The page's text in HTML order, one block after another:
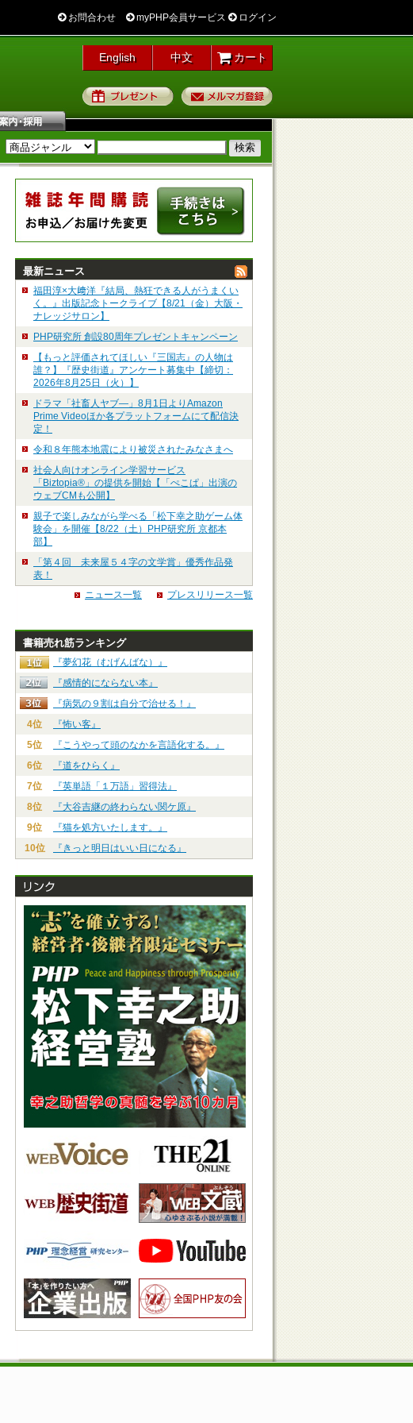
お問合わせ myPHP会員サービス ログイン
English 中文 カート
プレゼント
最新ニュース
福田淳×大﨑洋『結局、熱狂できる人がうまくい
く。』出版記念トークライブ【8/21（金）大阪・
ナレッジサロン】
PHP研究所 創設80周年プレゼントキャンペーン
【もっと評価されてほしい『三国志』の人物は
誰？】『歴史街道』アンケート募集中【締切：
2026年8月25日（火）】
ドラマ「社畜人ヤブ―」8月1日よりAmazon
Prime Videoほか各プラットフォームにて配信決
定！
令和８年熊本地震により被災されたみなさまへ
社会人向けオンライン学習サービス
「Biztopia®」の提供を開始【「ぺこぱ」出演の
ウェブCMも公開】
親子で楽しみながら学べる「松下幸之助ゲーム体
験会」を開催【8/22（土）PHP研究所 京都本
部】
「第４回 未来屋５４字の文学賞」優秀作品発
表！
ニュース一覧
プレスリリース一覧
書籍売れ筋ランキング
『夢幻花（むげんばな）』
『感情的にならない本』
『病気の９割は自分で治せる！』
4位
『怖い客』
5位
『こうやって頭のなかを言語化する。』
6位
『道をひらく』
7位
『英単語「１万語」習得法』
8位
『大谷吉継の終わらない関ケ原』
9位
『猫を処方いたします。』
10位
『きっと明日はいい日になる』